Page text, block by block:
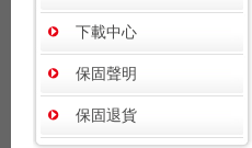
下載中心
保固聲明
保固退貨